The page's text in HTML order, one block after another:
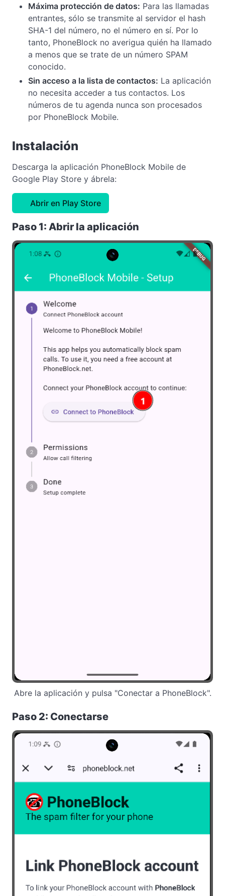
Máxima protección de datos: Para las llamadas
entrantes, sólo se transmite al servidor el hash
SHA-1 del número, no el número en sí. Por lo
tanto, PhoneBlock no averigua quién ha llamado
a menos que se trate de un número SPAM
conocido.
Sin acceso a la lista de contactos: La aplicación
no necesita acceder a tus contactos. Los
números de tu agenda nunca son procesados
por PhoneBlock Mobile.
Instalación
Descarga la aplicación PhoneBlock Mobile de
Google Play Store y ábrela:
Abrir en Play Store
Paso 1: Abrir la aplicación
Abre la aplicación y pulsa "Conectar a PhoneBlock".
Paso 2: Conectarse